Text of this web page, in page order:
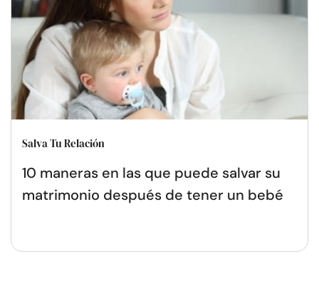
Salva Tu Relación
10 maneras en las que puede salvar su
matrimonio después de tener un bebé